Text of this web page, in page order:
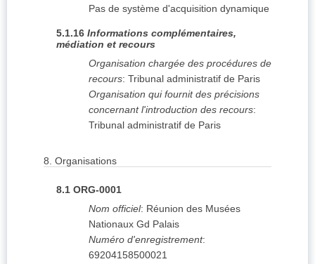
Pas de système d'acquisition dynamique
5.1.16 Informations complémentaires,
médiation et recours
Organisation chargée des procédures de
recours: Tribunal administratif de Paris
Organisation qui fournit des précisions
concernant l'introduction des recours:
Tribunal administratif de Paris
8. Organisations
8.1 ORG-0001
Nom officiel: Réunion des Musées
Nationaux Gd Palais
Numéro d'enregistrement:
69204158500021